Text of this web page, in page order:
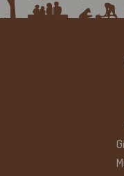
Yağ: 5 g
Ürünlerimizi tüm
hassasiyetine uygun
Söz konusu gıda